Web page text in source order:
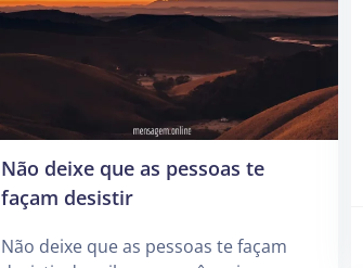
Não deixe que as pessoas te
façam desistir
Não deixe que as pessoas te façam